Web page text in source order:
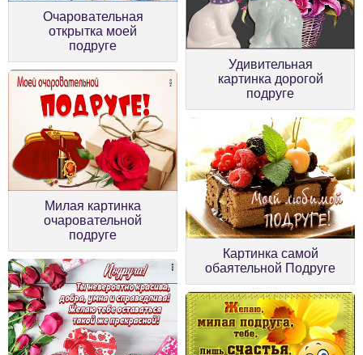
Очаровательная
открытка моей
подруге
Удивительная
картинка дорогой
подруге
Милая картинка
очаровательной
подруге
Картинка самой
обаятельной Подруге